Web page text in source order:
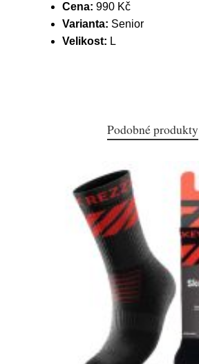
Cena: 990 Kč
Varianta: Senior
Velikost: L
Podobné produkty